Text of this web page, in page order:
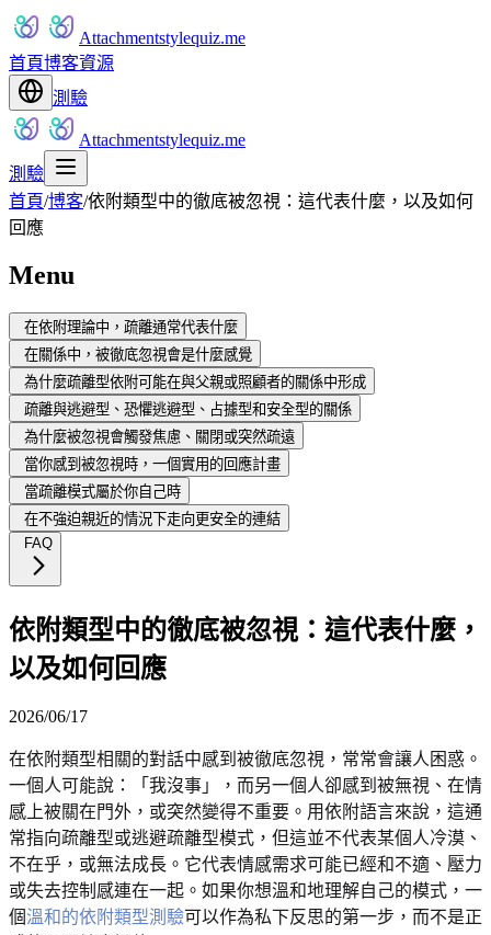
Attachmentstylequiz.me
首頁博客資源
測驗
Attachmentstylequiz.me
測驗
首頁/博客/依附類型中的徹底被忽視：這代表什麼，以及如何
回應
Menu
在依附理論中，疏離通常代表什麼
在關係中，被徹底忽視會是什麼感覺
為什麼疏離型依附可能在與父親或照顧者的關係中形成
疏離與逃避型、恐懼逃避型、占據型和安全型的關係
為什麼被忽視會觸發焦慮、關閉或突然疏遠
當你感到被忽視時，一個實用的回應計畫
當疏離模式屬於你自己時
在不強迫親近的情況下走向更安全的連結
FAQ
依附類型中的徹底被忽視：這代表什麼，
以及如何回應
2026/06/17
在依附類型相關的對話中感到被徹底忽視，常常會讓人困惑。
一個人可能說：「我沒事」，而另一個人卻感到被無視、在情
感上被關在門外，或突然變得不重要。用依附語言來說，這通
常指向疏離型或逃避疏離型模式，但這並不代表某個人冷漠、
不在乎，或無法成長。它代表情感需求可能已經和不適、壓力
或失去控制感連在一起。如果你想溫和地理解自己的模式，一
個溫和的依附類型測驗可以作為私下反思的第一步，而不是正